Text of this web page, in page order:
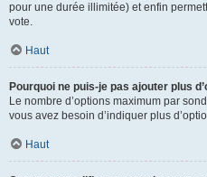
pour une durée illimitée) et enfin
vote.
Haut
Pourquoi ne puis-je pas ajouter plus
Le nombre d’options maximum par
vous avez besoin d’indiquer plus
Haut